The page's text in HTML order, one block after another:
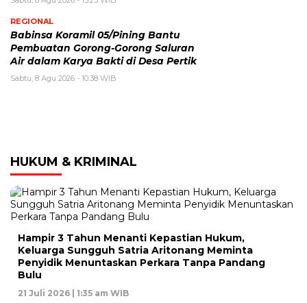
REGIONAL
Babinsa Koramil 05/Pining Bantu
Pembuatan Gorong-Gorong Saluran
Air dalam Karya Bakti di Desa Pertik
Sabtu, 8 Agu 2026 - 10:38 WIB
HUKUM & KRIMINAL
Hampir 3 Tahun Menanti Kepastian Hukum,
Keluarga Sungguh Satria Aritonang Meminta
Penyidik Menuntaskan Perkara Tanpa Pandang
Bulu
21 Juli 2026 | 1:35 am WIB